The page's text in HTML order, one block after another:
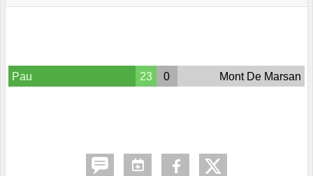
Pau 23 0 Mont De Marsan